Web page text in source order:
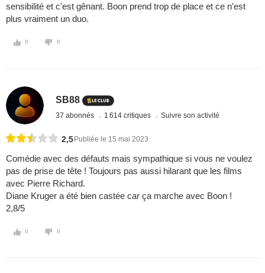
sensibilité et c'est gênant. Boon prend trop de place et ce n'est
plus vraiment un duo.
0 0
SB88
37 abonnés 1 614 critiques Suivre son activité
2,5 Publiée le 15 mai 2023
Comédie avec des défauts mais sympathique si vous ne voulez
pas de prise de tête ! Toujours pas aussi hilarant que les films
avec Pierre Richard.
Diane Kruger a été bien castée car ça marche avec Boon !
2,8/5
0 0